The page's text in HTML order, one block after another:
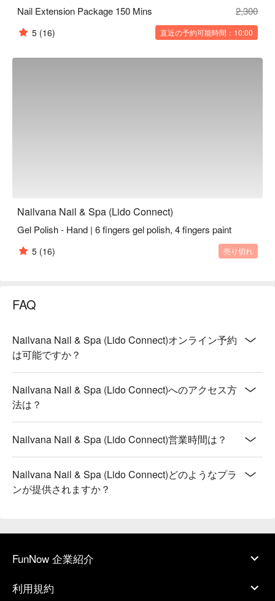
Nail Extension Package 150 Mins
2,300
5 (16) 直近の予約可能時間：10:00
Nailvana Nail & Spa (Lido Connect)
Gel Polish - Hand | 6 fingers gel polish, 4 fingers paint
5 (16) 売り切れ
FAQ
Nailvana Nail & Spa (Lido Connect)オンライン予約
は可能ですか？
Nailvana Nail & Spa (Lido Connect)へのアクセス方
法は？
Nailvana Nail & Spa (Lido Connect)営業時間は？
Nailvana Nail & Spa (Lido Connect)どのようなプラ
ンが提供されますか？
FunNow 企業紹介
利用規約